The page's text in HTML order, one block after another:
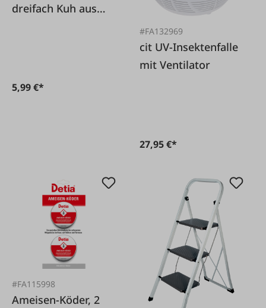
dreifach Kuh aus
5,99 €*
#FA132969
cit UV-Insektenfalle
mit Ventilator
27,95 €*
#FA115998
Ameisen-Köder, 2